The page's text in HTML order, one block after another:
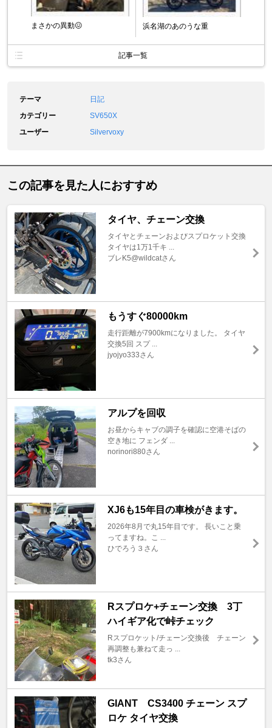
まさかの異動😖 浜名湖のあのうな重
記事一覧
テーマ
日記
カテゴリー
SV650X
ユーザー
Silvervoxy
この記事を見た人におすすめ
タイヤ、チェーン交換
タイヤとチェーンおよびスプロケット交換
タイヤは1万1千キ ...
ブレK5@wildcatさん
もうすぐ80000km
走行距離が7900kmになりました。 タイヤ
交換5回 スプ ...
jyojyo333さん
アルプを回収
お昼からキャブの調子を確認に空港そばの
空き地に フェンダ ...
norinori880さん
XJ6も15年目の車検がきます。
2026年8月で丸15年目です。 長いこと乗
ってますね。こ ...
ひでろう３さん
Rスプロケ+チェーン交換 3丁
ハイギア化で峠チェック
Rスプロケット/チェーン交換後 チェーン
再調整も兼ねて走っ ...
tk3さん
GIANT CS3400 チェーン スプ
ロケ タイヤ交換